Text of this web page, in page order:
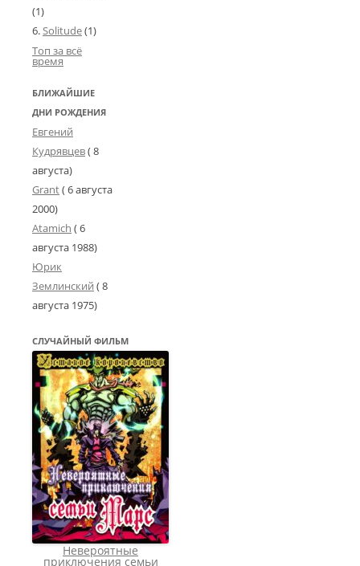
(1)
Solitude(1)
Топ за всё
время
БЛИЖАЙШИЕ
ДНИ РОЖДЕНИЯ
Евгений
Кудрявцев( 8
августа)
Grant(6 августа
2000)
Atamich (6
августа 1988)
Юрик
Землинский (8
августа 1975)
СЛУЧАЙНЫЙ ФИЛЬМ
Невероятные
приключения семьи